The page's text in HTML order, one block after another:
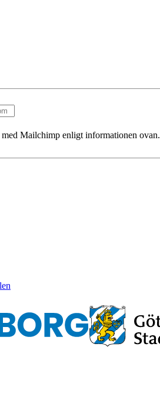
med Mailchimp enligt informationen ovan.